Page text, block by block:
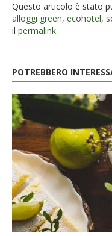
Questo articolo è stato
alloggi green, ecohotel,
il permalink.
POTREBBERO